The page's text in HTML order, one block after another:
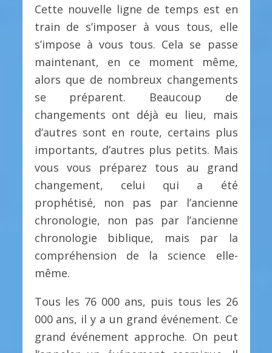
Cette nouvelle ligne de temps est en
train de s’imposer à vous tous, elle
s’impose à vous tous. Cela se passe
maintenant, en ce moment même,
alors que de nombreux changements
se préparent. Beaucoup de
changements ont déjà eu lieu, mais
d’autres sont en route, certains plus
importants, d’autres plus petits. Mais
vous vous préparez tous au grand
changement, celui qui a été
prophétisé, non pas par l’ancienne
chronologie, non pas par l’ancienne
chronologie biblique, mais par la
compréhension de la science elle-
même.
Tous les 76 000 ans, puis tous les 26
000 ans, il y a un grand événement. Ce
grand événement approche. On peut